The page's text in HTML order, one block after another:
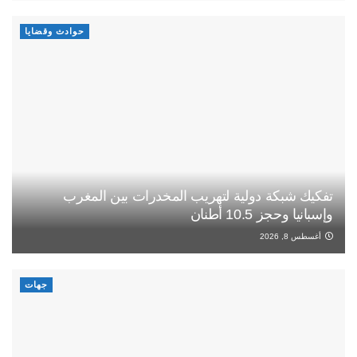
حوادث وقضايا
تفكيك شبكة دولية لتهريب المخدرات بين المغرب
وإسبانيا وحجز 10.5 أطنان
أغسطس 8, 2026
جهات